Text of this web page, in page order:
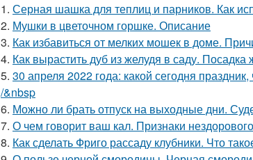
1. Серная шашка для теплиц и парников. Как
2. Мушки в цветочном горшке. Описание
3. Как избавиться от мелких мошек в доме.
4. Как вырастить дуб из желудя в саду. Посадка
5. 30 апреля 2022 года: какой сегодня
/&nbsp
6. Можно ли брать отпуск на выходные дни.
7. О чем говорит ваш кал. Признаки
8. Как сделать Фриго рассаду клубники. Что